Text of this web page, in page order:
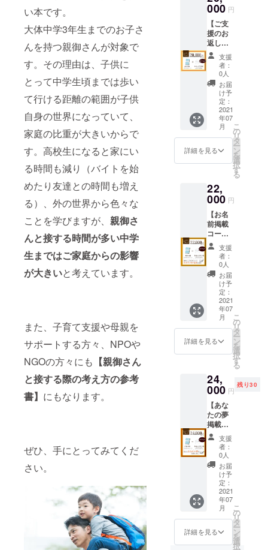
い本です。
大体中学3年生までのお子さ
んを持つ親御さんが対象で
す。その理由は、子供に
とって中学生頃までは歩い
て行ける距離の範囲が子供
自身の世界になっていて、
家庭の比重が大きいからで
す。高校生になると家にい
る時間も減り（バイトを始
めたり友達との時間も増え
る）、外の世界から色々な
ことを学びますが、 親御さ
んと接する時間が多い中学
生まではご家庭からの影響
が大きいと考えています。
また、子育て支援や母親を
サポートする方々、NPOや
NGOの方々にも 【親御さん
と接する際の考え方の参考
書】 にもなります。
ぜひ、手にとってみてくだ
さい。
す！
（CAM
PFIRE
より事
前にお
知らせ
しま
す）
チャレ
ンジが
終了次
第、完
成書籍
と感謝
の手紙
を添え
て順次
しま
す。
ります
ので、7
月〜８
月ごろ
のご連
絡を予
定して
います)
(また、
支援者
の人数
次第で
はお待
ち頂く
ありま
すので
くださ
い) ②お
電話、
または
zoomの
ビデオ
通話で
お打ち
合わせ
を致し
ます。
(1〜2回
を予
定、1回
の打ち
合わせ
は大体
30分〜1
時間程
写真の
データ
と文章
を指定
のメー
ルアド
レスま
でお送
りくだ
さい。
(方法は
打ち合
わせ時
にお伝
えしま
す) ④編
集を開
始しま
す。初
前にお
知らせ
しま
す）
チャレ
ンジが
終了次
第、完
成書籍
と感謝
の手紙
を添え
て順次
お届け
す。
公序良
俗、ま
たは誹
謗中傷
に該当
するか
どうか
チェッ
クさせ
て頂き
ますの
でご了
承くだ
※手紙は
コピー
作るこ
とがで
きます
が、お
一人お
一人
ちゃん
とお礼
をした
いので
直接お
名前入
り（応
援者の
任意の
で手紙
を書か
ます(字
は綺麗
ではあ
りませ
んので
ご了承
くださ
い！) ま
た、書
いてい
る様子
をライ
ブ配信
でもお
見せい
す。絶
対全員
たのお
名前
（備考
欄に表
記した
いお名
前をご
入力く
ださ
い）を
掲載さ
せてい
ただき
ます。
※手紙は
コピー
とがで
きます
が、お
一人お
一人
ちゃん
とお礼
をした
いので
直接お
名前入
り（応
援者の
任意の
名前）
を書か
せてい
は綺麗
ではあ
りませ
んので
ご了承
くださ
い！) ま
た、書
いてい
る様子
をライ
ブ配信
でもお
見せい
たしま
対全員
分の手
直筆で
お渡し
しま
す。※全
員分の
手紙を
ライブ
配信で
直筆し
ます。
※応援頂
いた方
には完
成書籍
と、感
謝の手
ます。
※巻末に
あなた
の
【夢】
を掲載
させて
いただ
きま
す。
（備考
欄にあ
なたの
「夢」
と「表
記した
いお名
い）
公序良
俗、ま
たは誹
謗中傷
に該当
するか
どうか
チェッ
クさせ
て頂き
ますの
でご了
承くだ
※手紙は
コピー
000 円
【ご支
援のお
返し
コー
ス】 ▶︎
書籍10
冊 ▶︎お
礼の手
紙全員
分を直
筆でお
渡しし
ます。※
全員分
の手紙
をライ
で直筆
しま
す。 ※
応援頂
いた方
には完
成書籍
と、感
謝の手
紙を直
筆でお
送りし
ます。
※手紙は
コピー
すれば
大量に
が、お
一人お
一人
ちゃん
とお礼
をした
いので
直接お
名前入
り（応
援者の
任意の
名前）
で手紙
を書か
せてい
ただき
支援
者：
0人
お届
け予
定：
2021
年07
月
詳細を見る
こ
の
リ
タ
ー
ン
を
選
択
す
る
22,
000 円
【お名
前掲載
コー
ス】 ▶︎
書籍10
冊 ▶︎巻
末にお
名前記
載（任
意の名
前） ▶︎
お礼の
手紙全
員分を
直筆で
お渡し
す。※全
員分の
手紙を
ライブ
配信で
直筆し
ます。
※応援頂
いた方
には完
成書籍
と、感
謝の手
紙を直
筆でお
送りし
ます。
支援
者：
0人
お届
け予
定：
2021
年07
月
詳細を見る
こ
の
リ
タ
ー
ン
を
選
択
す
る
24,
000 円
残り30
【あな
たの夢
掲載
コー
ス】 ▶︎
書籍10
冊 ▶︎あ
なたの
夢を掲
載しま
す（あ
なたの
任意の
お名前
入り）
支援
者：
0人
お届
け予
定：
2021
年07
月
詳細を見る
こ
の
リ
タ
ー
ン
を
選
択